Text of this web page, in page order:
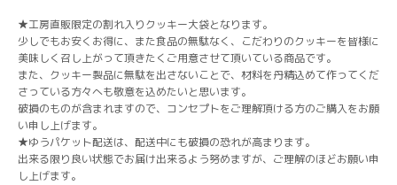
★工房直販限定の割れ入りクッキー大袋となります。
少しでもお安くお得に、また食品の無駄なく、こだわりのクッキーを皆様に
美味しく召し上がって頂きたくご用意させて頂いている商品です。
また、クッキー製品に無駄を出さないことで、材料を丹精込めて作ってくだ
さっている方々へも敬意を込めたいと思います。
破損のものが含まれますので、コンセプトをご理解頂ける方のご購入をお願
い申し上げます。
★ゆうパケット配送は、配送中にも破損の恐れが高まります。
出来る限り良い状態でお届け出来るよう努めますが、ご理解のほどお願い申
し上げます。